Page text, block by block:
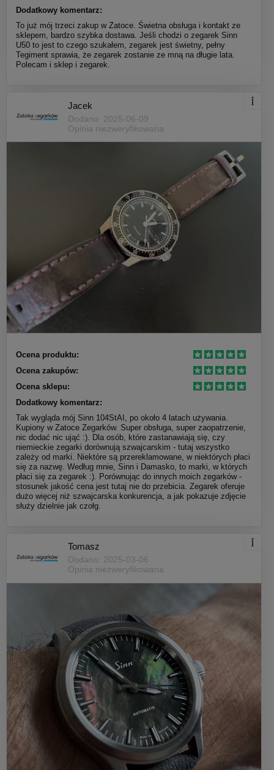
Dodatkowy komentarz:
To już mój trzeci zakup w Zatoce. Świetna obsługa i kontakt ze
sklepem, bardzo szybka dostawa. Jeśli chodzi o zegarek Sinn
U50 to jest to czego szukałem, zegarek jest świetny, pełny
Tegiment sprawia, że zegarek zostanie ze mną na długie lata.
Polecam i sklep i zegarek.
Jacek
Dodano: 2025-06-09
Opinia niezweryfikowana
Ocena produktu:
Ocena zakupów:
Ocena sklepu:
Dodatkowy komentarz:
Tak wygląda mój Sinn 104StAI, po około 4 latach używania.
Kupiony w Zatoce Zegarków. Super obsługa, super zaopatrzenie,
nic dodać nic ująć :). Dla osób, które zastanawiają się, czy
niemieckie zegarki dorównują szwajcarskim - tutaj wszystko
zależy od marki. Niektóre są przereklamowane, w niektórych płaci
się za nazwę. Według mnie, Sinn i Damasko, to marki, w których
płaci się za zegarek :). Porównując do innych moich zegarków -
stosunek jakość cena jest tutaj nie do przebicia. Zegarek oferuje
dużo więcej niż szwajcarska konkurencja, a jak pokazuje zdjęcie
służy dzielnie jak czołg.
Tomasz
Dodano: 2025-03-06
Opinia niezweryfikowana